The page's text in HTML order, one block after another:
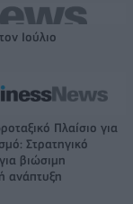
Ιούλιο
Πλαίσιο για
Στρατηγικό
βιώσιμη
ανάπτυξη